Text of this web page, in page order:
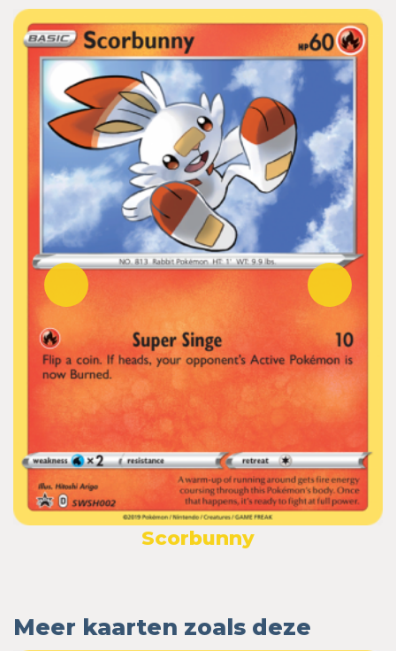
Scorbunny
Meer kaarten zoals deze